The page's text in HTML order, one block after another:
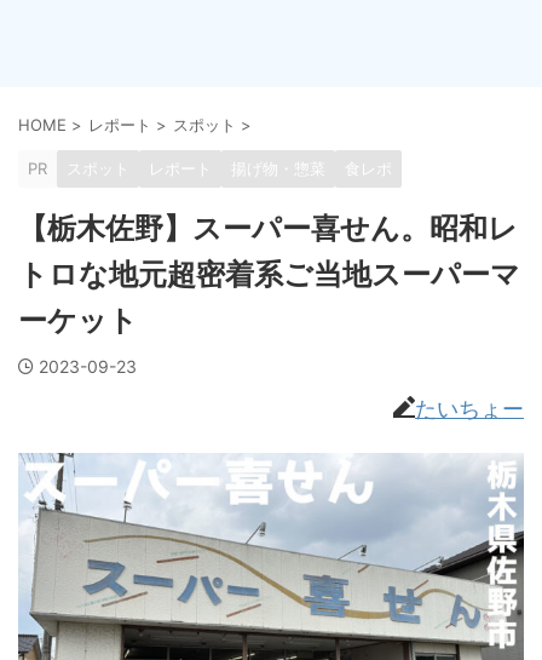
HOME > レポート > スポット >
PR スポット レポート 揚げ物・惣菜 食レポ
【栃木佐野】スーパー喜せん。昭和レ
トロな地元超密着系ご当地スーパーマ
ーケット
2023-09-23
たいちょー